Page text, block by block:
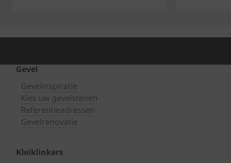
Gevel
Gevelinspiratie
Kies uw gevelstenen
Referentieadressen
Gevelrenovatie
Kleiklinkers